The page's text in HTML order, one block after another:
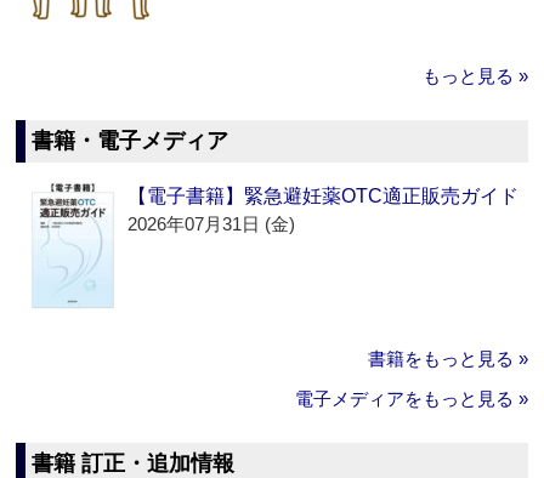
もっと見る »
書籍・電子メディア
【電子書籍】緊急避妊薬OTC適正販売ガイド
2026年07月31日 (金)
書籍をもっと見る »
電子メディアをもっと見る »
書籍 訂正・追加情報